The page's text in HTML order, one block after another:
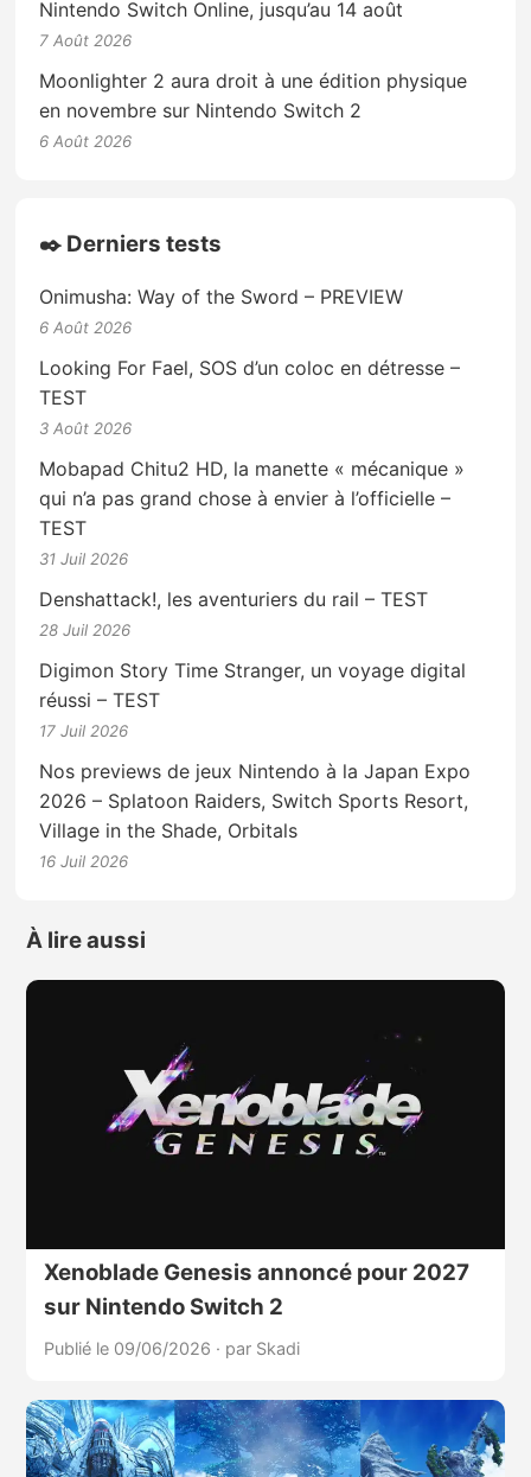
Nintendo Switch Online, jusqu’au 14 août
7 Août 2026
Moonlighter 2 aura droit à une édition physique
en novembre sur Nintendo Switch 2
6 Août 2026
✒️ Derniers tests
Onimusha: Way of the Sword – PREVIEW
6 Août 2026
Looking For Fael, SOS d’un coloc en détresse –
TEST
3 Août 2026
Mobapad Chitu2 HD, la manette « mécanique »
qui n’a pas grand chose à envier à l’officielle –
TEST
31 Juil 2026
Denshattack!, les aventuriers du rail – TEST
28 Juil 2026
Digimon Story Time Stranger, un voyage digital
réussi – TEST
17 Juil 2026
Nos previews de jeux Nintendo à la Japan Expo
2026 – Splatoon Raiders, Switch Sports Resort,
Village in the Shade, Orbitals
16 Juil 2026
À lire aussi
Xenoblade Genesis annoncé pour 2027
sur Nintendo Switch 2
Publié le 09/06/2026 · par Skadi